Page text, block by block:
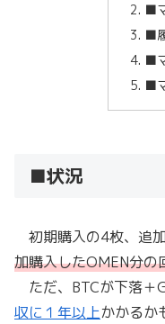
■
■
■
■
■状況
初期購入の4枚、追
加購入したOMEN分の
ただ、BTCが下落＋
収に１年以上かかるか